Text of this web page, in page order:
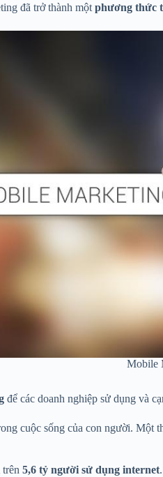
đã trở thành một phương thức
Mobile
để các doanh nghiệp sử dụng và
cuộc sống của con người. Một
trên 5,6 tỷ người sử dụng internet.